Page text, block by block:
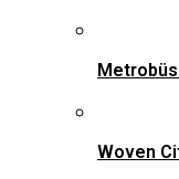
Woven